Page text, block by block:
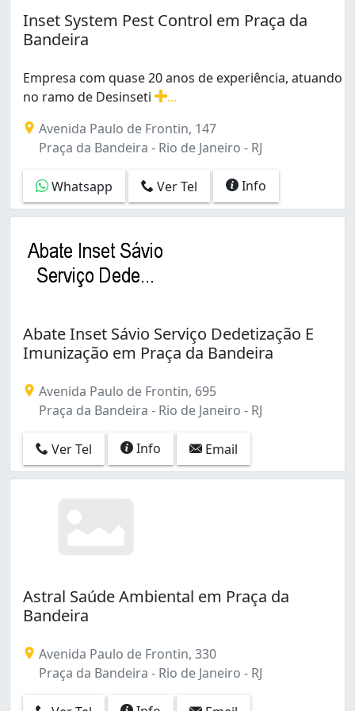
Benfica (2)
Bento Ribeiro (1)
Botafogo (1)
Braz de Pina (5)
Cachambi (2)
Caju (2)
Campinho (1)
Campo Grande (14)
Cascadura (5)
Centro (26)
Cidade de Deus (1)
Coelho Neto (2)
Cordovil (4)
Cosme Velho (1)
Curicica (6)
Del Castilho (2)
Encantado (3)
Engenho Novo (14)
Engenho da Rainha (4)
Gamboa (7)
Gardênia Azul (1)
Guadalupe (4)
Guaratiba (2)
Higienópolis (2)
Inset System Pest Control em Praça da
Bandeira
Empresa com quase 20 anos de experiência, atuando
no ramo de Desinseti
Avenida Paulo de Frontin, 147
Praça da Bandeira - Rio de Janeiro - RJ
Whatsapp Ver Tel Info
Abate Inset Sávio Serviço Dedetização E
Imunização em Praça da Bandeira
Avenida Paulo de Frontin, 695
Praça da Bandeira - Rio de Janeiro - RJ
Ver Tel Info Email
Astral Saúde Ambiental em Praça da
Bandeira
Avenida Paulo de Frontin, 330
Praça da Bandeira - Rio de Janeiro - RJ